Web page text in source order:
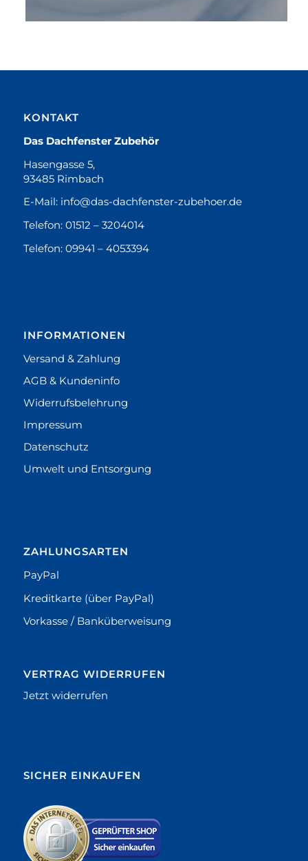
KONTAKT
Das Dachfenster Zubehör
Hasengasse 5,
93485 Rimbach
E-Mail: info@das-dachfenster-zubehoer.de
Telefon: 01512 – 3204014
Telefon: 09941 – 4053394
INFORMATIONEN
Versand & Zahlung
AGB & Kundeninfo
Widerrufsbelehrung
Impressum
Datenschutz
Umwelt und Entsorgung
ZAHLUNGSARTEN
PayPal
Kreditkarte (über PayPal)
Vorkasse / Banküberweisung
VERTRAG WIDERRUFEN
Jetzt widerrufen
SICHER EINKAUFEN